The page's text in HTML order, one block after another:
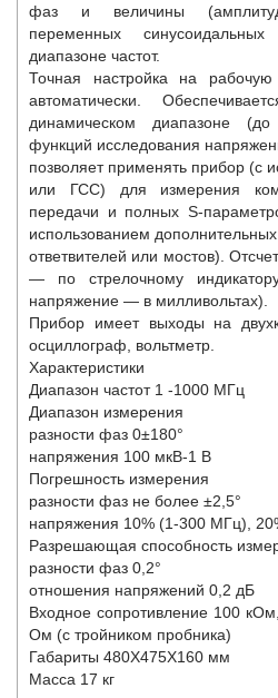
фаз и величины
переменных
диапазоне частот.
Точная настройка на рабочую
автоматически.
динамическом диапазоне
функций исследования
позволяет применять прибор (с
или ГСС) для измерения
передачи и полных S-
использованием
ответвителей или мостов).
— по стрелочному
напряжение — в милливольтах).
Прибор имеет выходы на
осциллограф, вольтметр.
Характеристики
Диапазон частот 1 -1000 МГц
Диапазон измерения
разности фаз 0±180°
напряжения 100 мкВ-1 В
Погрешность измерения
разности фаз не более ±2,5°
напряжения 10% (1-300 МГц),
Разрешающая способность
разности фаз 0,2°
отношения напряжений 0,2 дБ
Входное сопротивление 100
Ом (с тройником пробника)
Габариты 480X475X160 мм
Масса 17 кг